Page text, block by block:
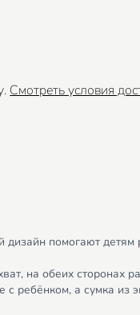
Смотреть условия
помогают
на обеих сторонах
ребёнком, а сумка из